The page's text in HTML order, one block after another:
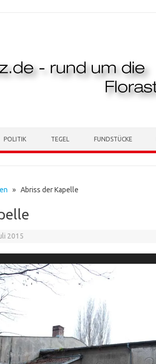
POLITIK TEGEL FUNDSTÜCKE
» Abriss der Kapelle
2015